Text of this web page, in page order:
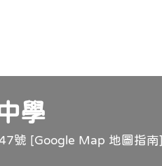
學
號 [Google Map 地圖指南]